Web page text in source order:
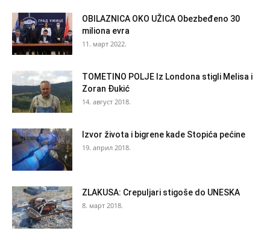
OBILAZNICA OKO UŽICA Obezbeđeno 30
miliona evra
11. март 2022.
TOMETINO POLJE Iz Londona stigli Melisa i
Zoran Đukić
14. август 2018.
Izvor života i bigrene kade Stopića pećine
19. април 2018.
ZLAKUSA: Crepuljari stigoše do UNESKA
8. март 2018.